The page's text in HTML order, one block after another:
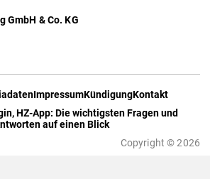
GmbH & Co. KG
ImpressumKündigungKontakt
HZ-App: Die wichtigsten Fragen und
auf einen Blick
Copyright © 2026